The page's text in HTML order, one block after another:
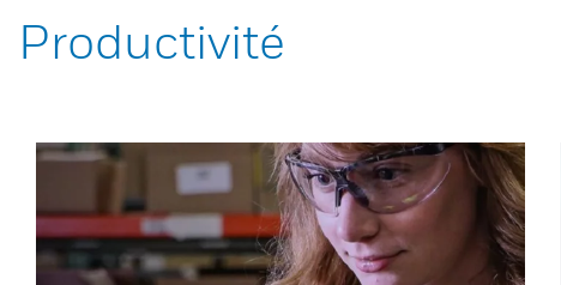
Productivité